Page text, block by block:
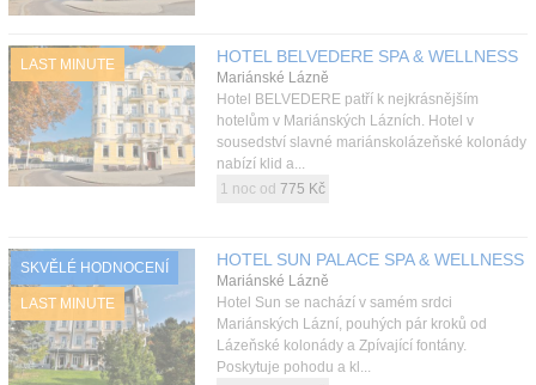
LAST MINUTE HOTEL BELVEDERE SPA & WELLNESS
Mariánské Lázně
Hotel BELVEDERE patří k nejkrásnějším
hotelům v Mariánských Lázních. Hotel v
sousedství slavné mariánskolázeňské kolonády
nabízí klid a...
1 noc od 775 Kč
SKVĚLÉ HODNOCENÍ
LAST MINUTE
HOTEL SUN PALACE SPA & WELLNESS
Mariánské Lázně
Hotel Sun se nachází v samém srdci
Mariánských Lázní, pouhých pár kroků od
Lázeňské kolonády a Zpívající fontány.
Poskytuje pohodu a kl...